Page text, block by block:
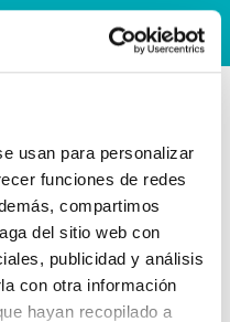
usan para personalizar
funciones de redes
compartimos
del sitio web con
publicidad y análisis
con otra información
hayan recopilado a